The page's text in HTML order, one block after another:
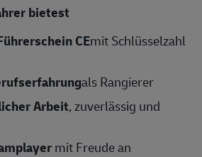
bietest
CEmit Schlüsselzahl
als Rangierer
Arbeit, zuverlässig und
mit Freude an